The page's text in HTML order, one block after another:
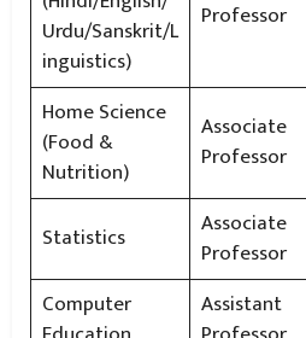
Urdu/Sanskrit/L
inguistics)
Professor
Home Science
(Food &
Nutrition)
Associate
Professor
Statistics
Associate
Professor
Computer
Assistant